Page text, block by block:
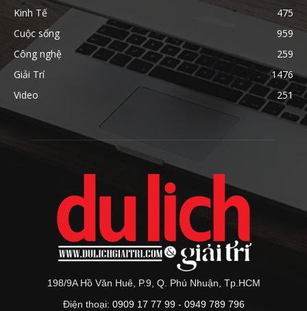
Kinh Tế
475
Cuộc sống
959
Công nghệ
259
Giải Trí
1476
Video
251
198/9A Hồ Văn Huê, P.9, Q. Phú Nhuận, Tp.HCM
Điện thoại: 0909 17 77 99 - 0949 789 796